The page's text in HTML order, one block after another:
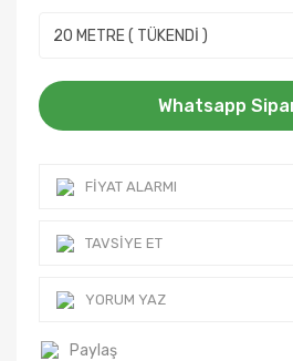
Whatsapp
FIYAT ALARMI
TAVSIYE ET
YORUM YAZ
Paylaş